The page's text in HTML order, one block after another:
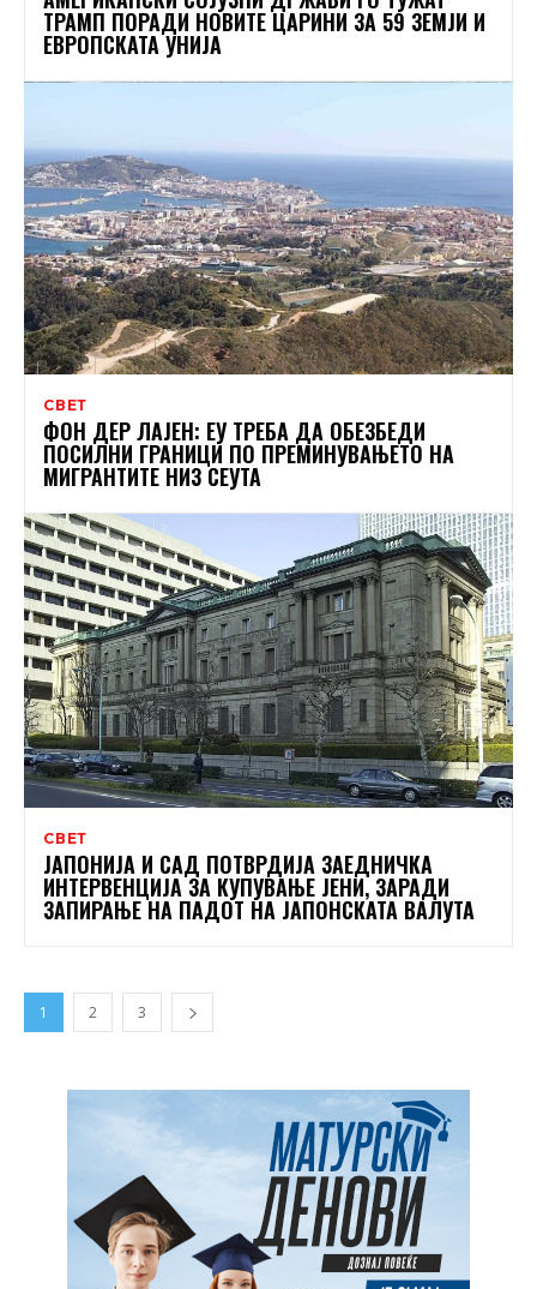
ТРАМП ПОРАДИ НОВИТЕ ЦАРИНИ ЗА 59 ЗЕМЈИ И
ЕВРОПСКАТА УНИЈА
СВЕТ
ФОН ДЕР ЛАЈЕН: ЕУ ТРЕБА ДА ОБЕЗБЕДИ
ПОСИЛНИ ГРАНИЦИ ПО ПРЕМИНУВАЊЕТО НА
МИГРАНТИТЕ НИЗ СЕУТА
СВЕТ
ЈАПОНИЈА И САД ПОТВРДИЈА ЗАЕДНИЧКА
ИНТЕРВЕНЦИЈА ЗА КУПУВАЊЕ ЈЕНИ, ЗАРАДИ
ЗАПИРАЊЕ НА ПАДОТ НА ЈАПОНСКАТА ВАЛУТА
1 2 3